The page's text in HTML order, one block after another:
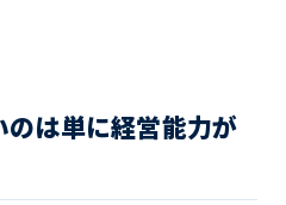
は単に経営能力が